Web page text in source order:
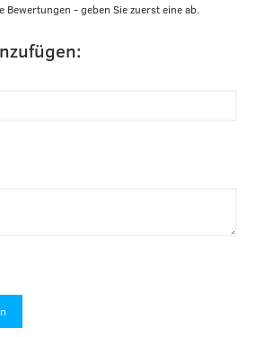
Bewertungen - geben Sie zuerst eine ab.